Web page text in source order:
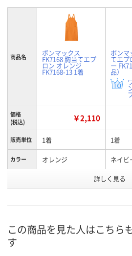
商品名 ボンマックス
FK7168 胸当てエプ
ロン オレンジ
FK7168-13 1着
ボンマ
てエプ
ー
品）
価格
(税込)
￥2,110
販売単位 1着 1着
カラー オレンジ ネイビ
J683045
8月24
詳しく見る
この商品を見た人はこちら
す